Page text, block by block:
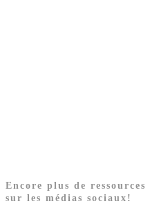
Encore plus de ressources
sur les médias sociaux!